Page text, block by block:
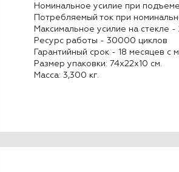
Номинальное усилие при
Потребляемый ток при
Максимальное усилие на стекле
Ресурс работы - 30000 циклов
Гарантийный срок - 18 месяцев с
Размер упаковки: 74x22x10 см.
Масса: 3,300 кг.